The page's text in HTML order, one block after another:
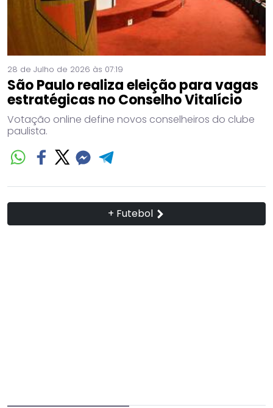
28 de Julho de 2026 às 07:19
São Paulo realiza eleição para vagas
estratégicas no Conselho Vitalício
Votação online define novos conselheiros do clube
paulista.
+ Futebol